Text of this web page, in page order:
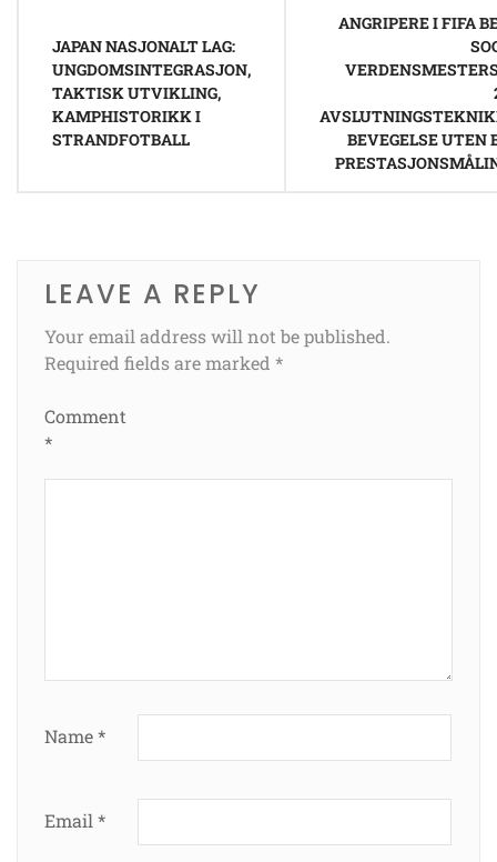
navigation
JAPAN NASJONALT LAG:
UNGDOMSINTEGRASJON,
TAKTISK UTVIKLING,
KAMPHISTORIKK I
STRANDFOTBALL
ANGRIPERE I FIFA
BEVEGELSE UTEN
LEAVE A REPLY
Your email address will not be published.
Required fields are marked *
Comment
*
Name*
Email *